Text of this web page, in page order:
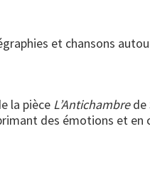
et chansons
la pièce L’Antichambrede
des émotions et en